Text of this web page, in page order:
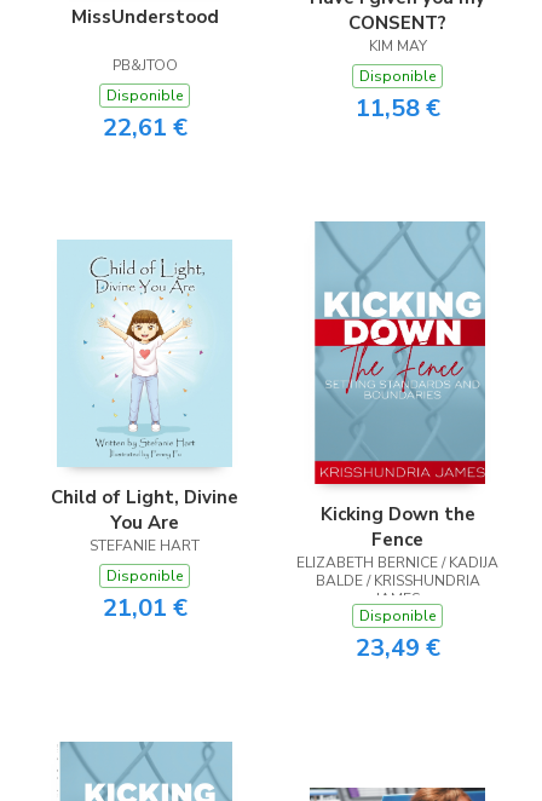
MissUnderstood
PB&JTOO
Disponible
22,61 €
CONSENT?
KIM MAY
Disponible
11,58 €
Child of Light, Divine
You Are
STEFANIE HART
Disponible
21,01 €
Kicking Down the
Fence
ELIZABETH BERNICE / KADIJA
BALDE / KRISSHUNDRIA
JAMES
Disponible
23,49 €